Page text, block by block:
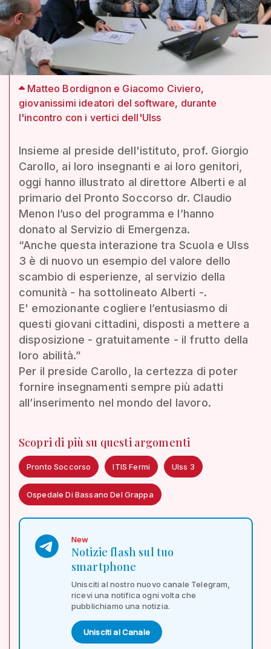
Matteo Bordignon e Giacomo Civiero,
giovanissimi ideatori del software, durante
l'incontro con i vertici dell'Ulss
Insieme al preside dell'istituto, prof. Giorgio
Carollo, ai loro insegnanti e ai loro genitori,
oggi hanno illustrato al direttore Alberti e al
primario del Pronto Soccorso dr. Claudio
Menon l’uso del programma e l’hanno
donato al Servizio di Emergenza.
“Anche questa interazione tra Scuola e Ulss
3 è di nuovo un esempio del valore dello
scambio di esperienze, al servizio della
comunità - ha sottolineato Alberti -.
E' emozionante cogliere l’entusiasmo di
questi giovani cittadini, disposti a mettere a
disposizione - gratuitamente - il frutto della
loro abilità.”
Per il preside Carollo, la certezza di poter
fornire insegnamenti sempre più adatti
all’inserimento nel mondo del lavoro.
Scopri di più su questi argomenti
Pronto Soccorso ITIS Fermi Ulss 3
Ospedale Di Bassano Del Grappa
New
Notizie flash sul tuo
smartphone
Unisciti al nostro nuovo canale Telegram,
ricevi una notifica ogni volta che
pubblichiamo una notizia.
Unisciti al Canale